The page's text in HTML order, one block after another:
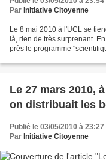
Par Initiative Citoyenne
Le 8 mai 2010 à l'UCL se
là, rien de très surprenant.
près le programme
Le 27 mars 2010,
on distribuait les
Publié le 03/05/2010 à 23:27
Par Initiative Citoyenne